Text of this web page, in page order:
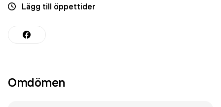
Lägg till öppettider
Omdömen